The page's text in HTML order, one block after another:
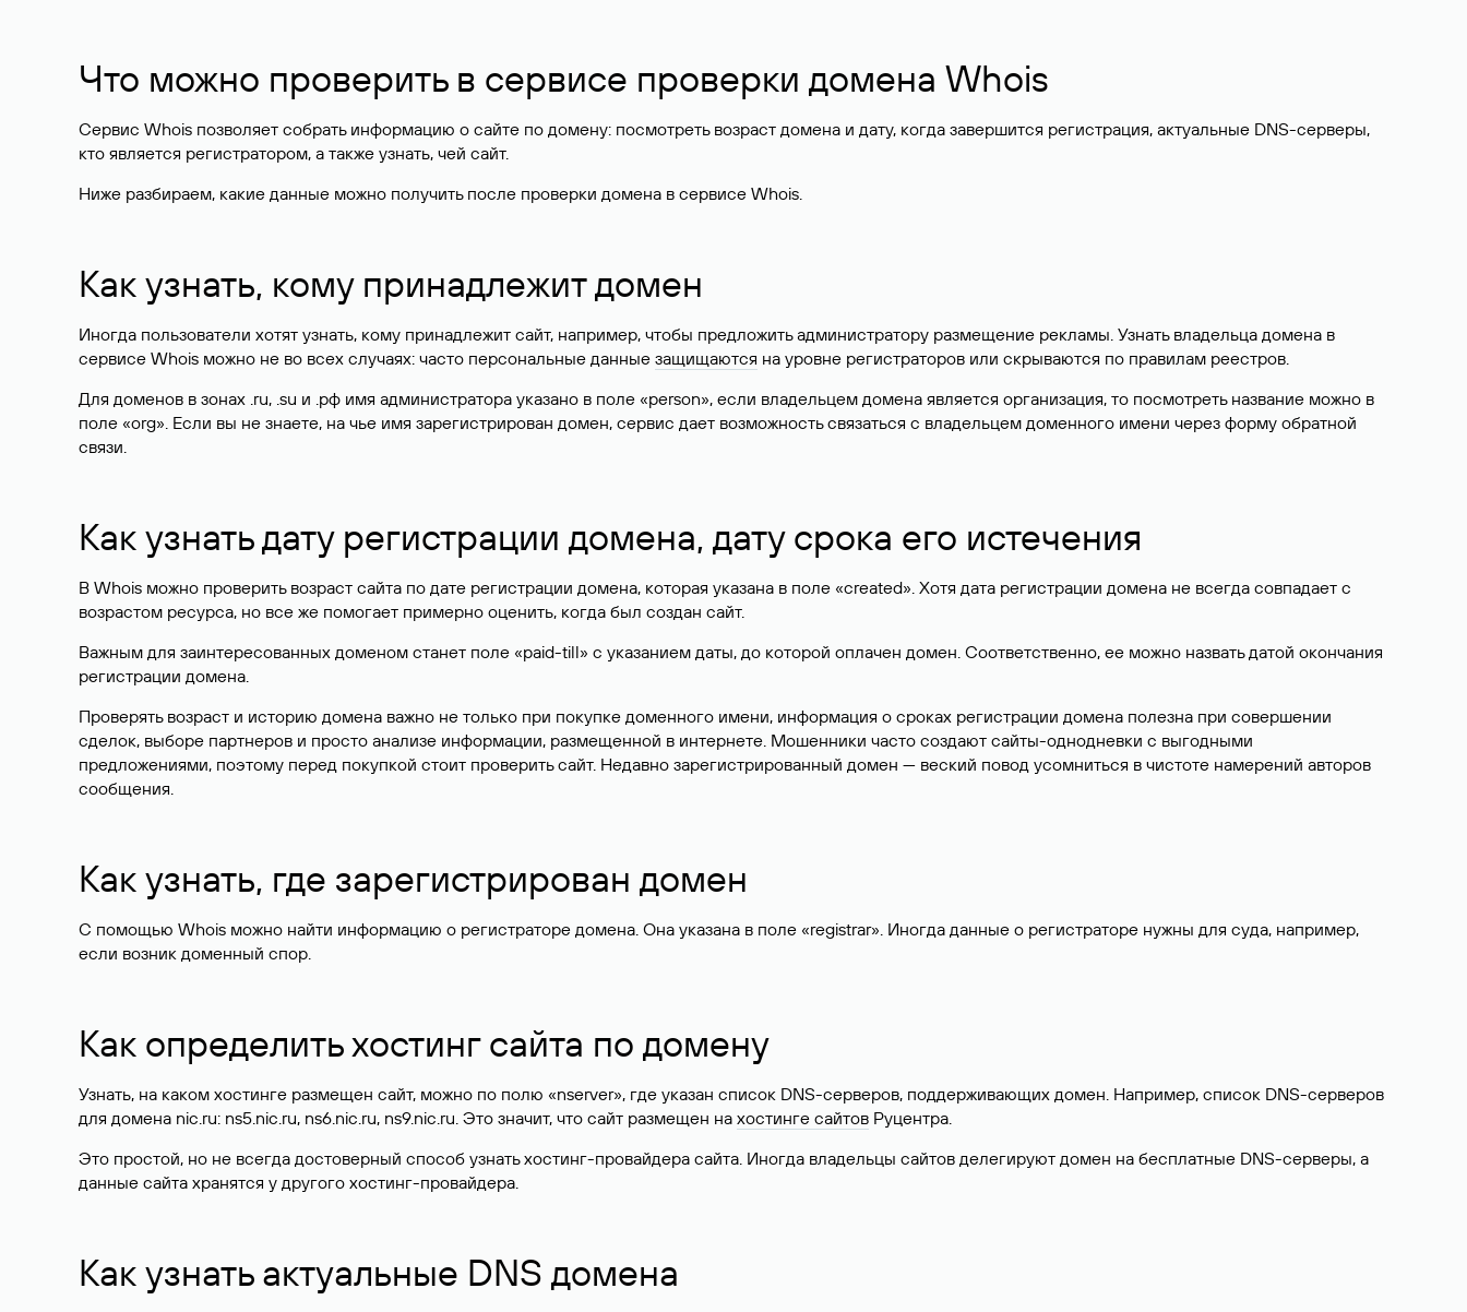
Что можно проверить в сервисе проверки домена Whois
Сервис Whois позволяет собрать информацию о сайте по домену: посмотреть возраст домена и дату, когда завершится регистрация, актуальные DNS-серверы,
кто является регистратором, а также узнать, чей сайт.
Ниже разбираем, какие данные можно получить после проверки домена в сервисе Whois.
Как узнать, кому принадлежит домен
Иногда пользователи хотят узнать, кому принадлежит сайт, например, чтобы предложить администратору размещение рекламы. Узнать владельца домена в
сервисе Whois можно не во всех случаях: часто персональные данные защищаются на уровне регистраторов или скрываются по правилам реестров.
Для доменов в зонах .ru, .su и .рф имя администратора указано в поле «person», если владельцем домена является организация, то посмотреть название можно в
поле «org». Если вы не знаете, на чье имя зарегистрирован домен, сервис дает возможность связаться с владельцем доменного имени через форму обратной
связи.
Как узнать дату регистрации домена, дату срока его истечения
В Whois можно проверить возраст сайта по дате регистрации домена, которая указана в поле «created». Хотя дата регистрации домена не всегда совпадает с
возрастом ресурса, но все же помогает примерно оценить, когда был создан сайт.
Важным для заинтересованных доменом станет поле «paid-till» с указанием даты, до которой оплачен домен. Соответственно, ее можно назвать датой окончания
регистрации домена.
Проверять возраст и историю домена важно не только при покупке доменного имени, информация о сроках регистрации домена полезна при совершении
сделок, выборе партнеров и просто анализе информации, размещенной в интернете. Мошенники часто создают сайты-однодневки с выгодными
предложениями, поэтому перед покупкой стоит проверить сайт. Недавно зарегистрированный домен — веский повод усомниться в чистоте намерений авторов
сообщения.
Как узнать, где зарегистрирован домен
С помощью Whois можно найти информацию о регистраторе домена. Она указана в поле «registrar». Иногда данные о регистраторе нужны для суда, например,
если возник доменный спор.
Как определить хостинг сайта по домену
Узнать, на каком хостинге размещен сайт, можно по полю «nserver», где указан список DNS-серверов, поддерживающих домен. Например, список DNS-серверов
для домена nic.ru: ns5.nic.ru, ns6.nic.ru, ns9.nic.ru. Это значит, что сайт размещен на хостинге сайтов Руцентра.
Это простой, но не всегда достоверный способ узнать хостинг-провайдера сайта. Иногда владельцы сайтов делегируют домен на бесплатные DNS-серверы, а
данные сайта хранятся у другого хостинг-провайдера.
Как узнать актуальные DNS домена